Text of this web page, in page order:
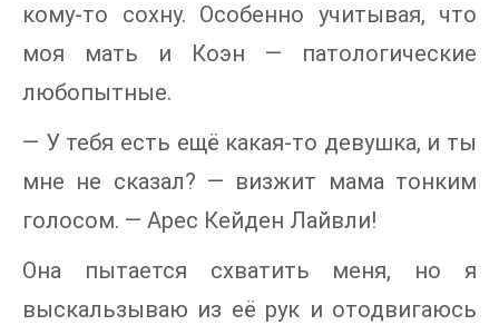
кому-то сохну. Особенно учитывая, что
моя мать и Коэн — патологические
любопытные.
— У тебя есть ещё какая-то девушка, и ты
мне не сказал? — визжит мама тонким
голосом. — Арес Кейден Лайвли!
Она пытается схватить меня, но я
выскальзываю из её рук и отодвигаюсь